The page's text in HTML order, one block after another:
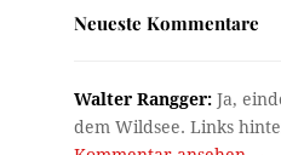
Neueste Kommentare
Walter Rangger: Ja,
dem Wildsee. Links